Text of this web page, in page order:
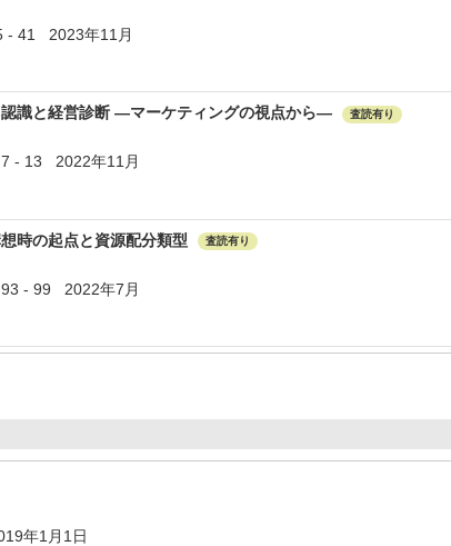
- 41 2023年11月
識と経営診断 ―マーケティングの視点から― 査読有り
7 - 13 2022年11月
時の起点と資源配分類型 査読有り
93 - 99 2022年7月
年1月1日